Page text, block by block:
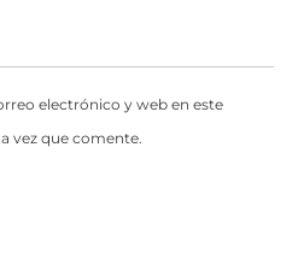
electrónico y web en este
vez que comente.